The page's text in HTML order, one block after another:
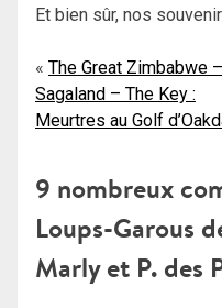
Et bien sûr, nos
Navigation
de
The Great Zimbabwe –
Sagaland – The Key :
Meurtres au Golf
9 nombreux
Loups-Garous
Marly et P. des